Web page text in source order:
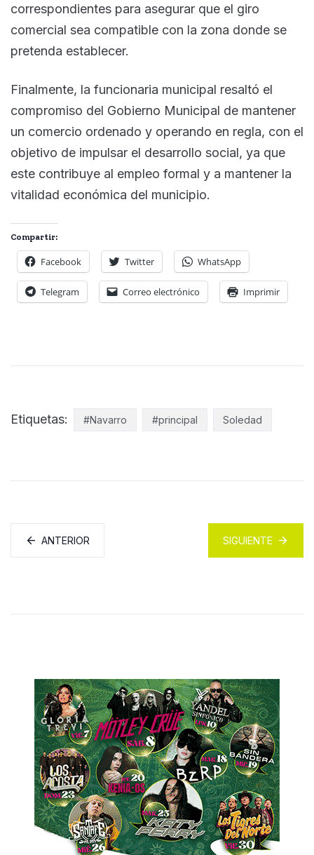
correspondientes para asegurar que el giro
comercial sea compatible con la zona donde se
pretenda establecer.
Finalmente, la funcionaria municipal resaltó el
compromiso del Gobierno Municipal de mantener
un comercio ordenado y operando en regla, con el
objetivo de impulsar el desarrollo social, ya que
este contribuye al empleo formal y a mantener la
vitalidad económica del municipio.
Compartir:
Facebook Twitter WhatsApp
Telegram Correo electrónico Imprimir
Etiquetas: #Navarro #principal Soledad
ANTERIOR SIGUIENTE